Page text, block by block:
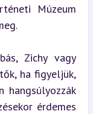
Múzeum
Zichy vagy
ha figyeljük,
hangsúlyozzák
érdemes